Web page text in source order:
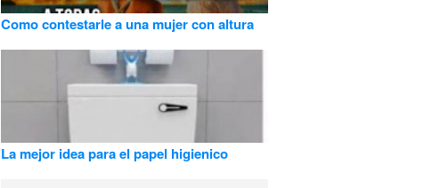
Como contestarle a una mujer con altura
La mejor idea para el papel higienico